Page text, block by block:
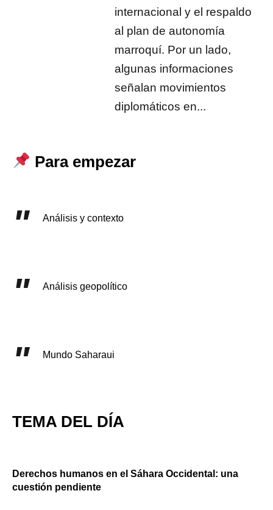
internacional y el respaldo
al plan de autonomía
marroquí. Por un lado,
algunas informaciones
señalan movimientos
diplomáticos en...
Para empezar
Análisis y contexto
Análisis geopolítico
Mundo Saharaui
TEMA DEL DÍA
Derechos humanos en el Sáhara Occidental: una
cuestión pendiente